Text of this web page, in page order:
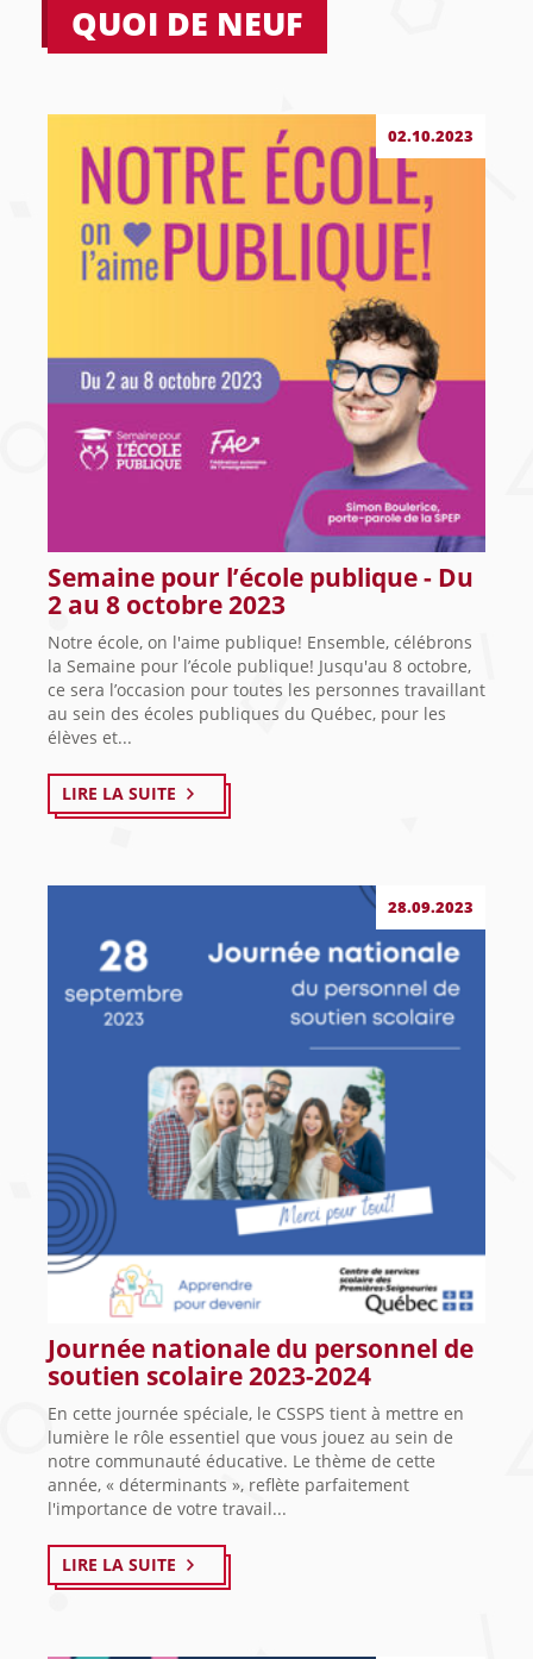
QUOI DE NEUF
02.10.2023
Semaine pour l’école publique - Du
2 au 8 octobre 2023
Notre école, on l'aime publique! Ensemble, célébrons
la Semaine pour l’école publique! Jusqu'au 8 octobre,
ce sera l’occasion pour toutes les personnes travaillant
au sein des écoles publiques du Québec, pour les
élèves et...
LIRE LA SUITE
28.09.2023
Journée nationale du personnel de
soutien scolaire 2023-2024
En cette journée spéciale, le CSSPS tient à mettre en
lumière le rôle essentiel que vous jouez au sein de
notre communauté éducative. Le thème de cette
année, « déterminants », reflète parfaitement
l'importance de votre travail...
LIRE LA SUITE